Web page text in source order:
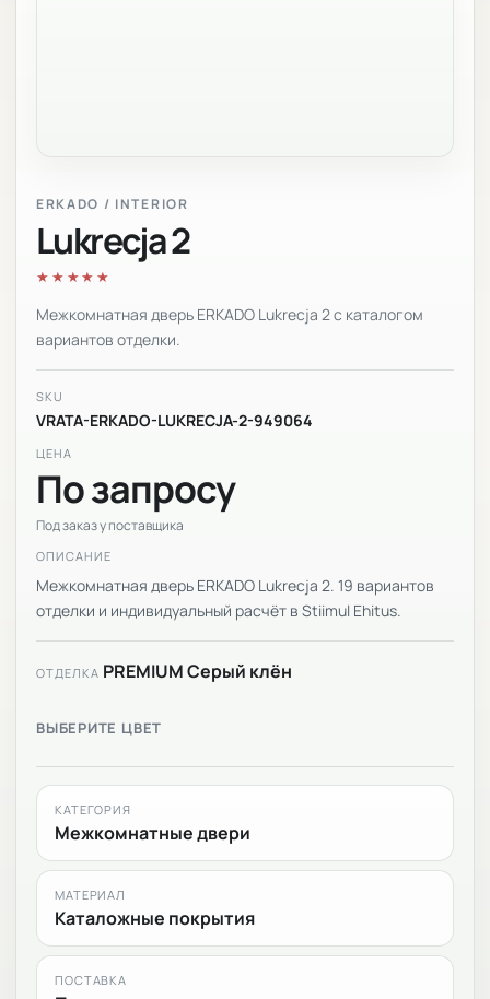
ERKADO / INTERIOR
Lukrecja 2
★★★★★
Межкомнатная дверь ERKADO Lukrecja 2 с каталогом
вариантов отделки.
SKU
VRATA-ERKADO-LUKRECJA-2-949064
ЦЕНА
По запросу
Под заказ у поставщика
ОПИСАНИЕ
Межкомнатная дверь ERKADO Lukrecja 2. 19 вариантов
отделки и индивидуальный расчёт в Stiimul Ehitus.
ОТДЕЛКА PREMIUM Серый клён
ВЫБЕРИТЕ ЦВЕТ
КАТЕГОРИЯ
Межкомнатные двери
МАТЕРИАЛ
Каталожные покрытия
ПОСТАВКА